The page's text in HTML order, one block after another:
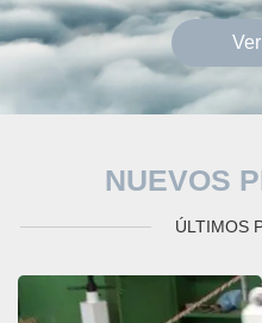
NUEVOS
ÚLTIMOS